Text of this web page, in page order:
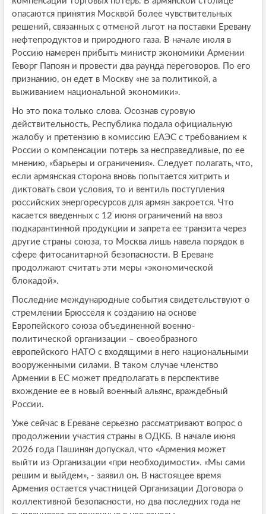
опасаются принятия Москвой более чувствительных
решений, связанных с отменой льгот на поставки Еревану
нефтепродуктов и природного газа. В начале июля в
Россию намерен прибыть министр экономики Армении
Геворг Папоян и провести два раунда переговоров. По его
признанию, он едет в Москву «не за политикой, а
выживанием национальной экономики».
Но это пока только слова. Осознав суровую
действительность, Республика подала официальную
жалобу и претензию в комиссию ЕАЭС с требованием к
России о компенсации потерь за несправедливые, по ее
мнению, «барьеры и ограничения». Следует полагать, что,
если армянская сторона вновь попытается хитрить и
диктовать свои условия, то и вентиль поступления
российских энергоресурсов для армян закроется. Что
касается введенных с 12 июня ограничений на ввоз
подкарантинной продукции и запрета ее транзита через
другие страны союза, то Москва лишь навела порядок в
сфере фитосанитарной безопасности. В Ереване
продолжают считать эти меры «экономической
блокадой».
Последние международные события свидетельствуют о
стремлении Брюсселя к созданию на основе
Европейского союза объединенной военно-
политической организации – своеобразного
европейского НАТО с входящими в него национальными
вооруженными силами. В таком случае членство
Армении в ЕС может предполагать в перспективе
вхождение ее в новый военный альянс, враждебный
России.
Уже сейчас в Ереване серьезно рассматривают вопрос о
продолжении участия страны в ОДКБ. В начале июня
2026 года Пашинян допускал, что «Армения может
выйти из Организации «при необходимости». «Мы сами
решим и выйдем», - заявил он. В настоящее время
Армения остается участницей Организации Договора о
коллективной безопасности, но два последних года не